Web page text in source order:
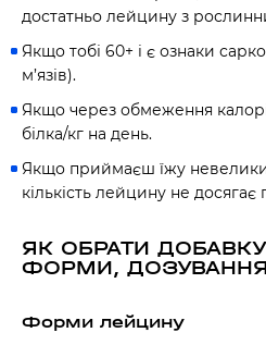
достатньо лейцину з
Якщо тобі 60+ і є ознаки
м’язів).
Якщо через обмеження
білка/кг на день.
Якщо приймаєш їжу
кількість лейцину не досягає
ЯК ОБРАТИ
ФОРМИ, ДОЗУВАННЯ
Форми лейцину